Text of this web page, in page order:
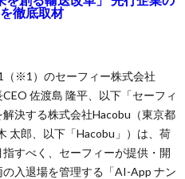
徹底取材
（※1）のセーフィー株式会社
佐渡島 隆平、以下「セーフィ
決する株式会社Hacobu（東京都
太郎、以下「Hacobu」）は、荷
すべく、セーフィーが提供・開
入退場を管理する「AI-App ナン